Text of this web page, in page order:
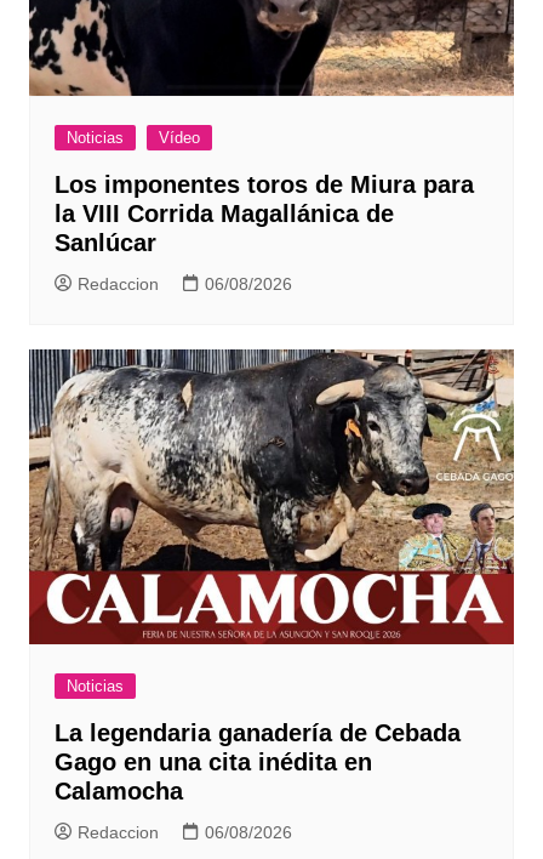
Noticias Vídeo
Los imponentes toros de Miura para
la VIII Corrida Magallánica de
Sanlúcar
Redaccion 06/08/2026
Noticias
La legendaria ganadería de Cebada
Gago en una cita inédita en
Calamocha
Redaccion 06/08/2026